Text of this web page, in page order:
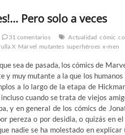
Pero solo a veces
31 comentarios Actualidad cómic
X Marvel mutantes superhéroes x-men
sea de pasada, los cómics de
y muy mutante a la que los
a lo largo de la etapa de
cuando se trata de viejos
y en general de los cómics de
pereza o por desidia, o quizás en
nadie se ha molestado en